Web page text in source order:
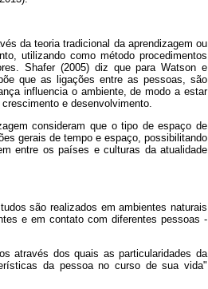
da teoria tradicional da aprendizagem ou
utilizando como método procedimentos
Shafer (2005) diz que para Watson e
que as ligações entre as pessoas, são
influencia o ambiente, de modo a estar
e desenvolvimento.
consideram que o tipo de espaço de
gerais de tempo e espaço, possibilitando
entre os países e culturas da atualidade
são realizados em ambientes naturais
e em contato com diferentes pessoas -
através dos quais as particularidades da
da pessoa no curso de sua vida"